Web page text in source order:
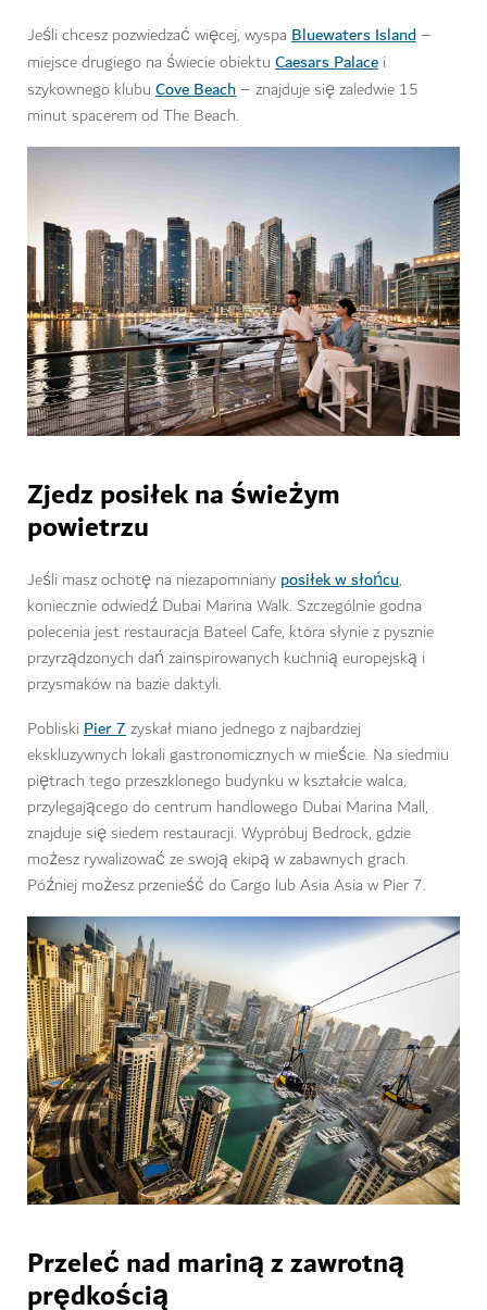
Jeśli chcesz pozwiedzać więcej, wyspa Bluewaters Island –
miejsce drugiego na świecie obiektu Caesars Palace i
szykownego klubu Cove Beach – znajduje się zaledwie 15
minut spacerem od The Beach.
Zjedz posiłek na świeżym
powietrzu
Jeśli masz ochotę na niezapomniany posiłek w słońcu,
koniecznie odwiedź Dubai Marina Walk. Szczególnie godna
polecenia jest restauracja Bateel Cafe, która słynie z pysznie
przyrządzonych dań zainspirowanych kuchnią europejską i
przysmaków na bazie daktyli.
Pobliski Pier 7zyskał miano jednego z najbardziej
ekskluzywnych lokali gastronomicznych w mieście. Na siedmiu
piętrach tego przeszklonego budynku w kształcie walca,
przylegającego do centrum handlowego Dubai Marina Mall,
znajduje się siedem restauracji. Wypróbuj Bedrock, gdzie
możesz rywalizować ze swoją ekipą w zabawnych grach.
Później możesz przenieść do Cargo lub Asia Asia w Pier 7.
Przeleć nad mariną z zawrotną
prędkością